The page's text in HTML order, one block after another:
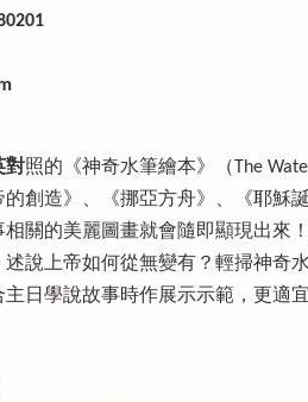
對照的《神奇水筆繪本》（The
的創造》、《挪亞方舟》、《耶穌
關的美麗圖畫就會隨即顯現出來
述說上帝如何從無變有？輕掃神奇
主日學說故事時作展示示範，更適